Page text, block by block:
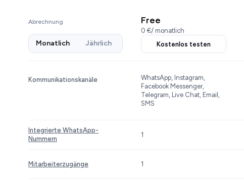
Abrechnung
Monatlich Jährlich
Free
0 €/ monatlich
Kostenlos testen
Kommunikationskanäle
WhatsApp, Instagram,
Facebook Messenger,
Telegram, Live Chat, Email,
SMS
Integrierte WhatsApp-
Nummern
1
Mitarbeiterzugänge 1